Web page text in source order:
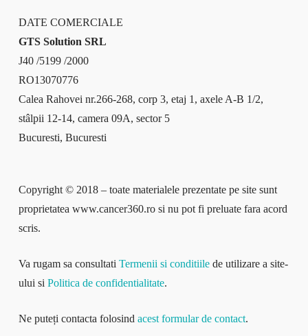
DATE COMERCIALE
GTS Solution SRL
J40 /5199 /2000
RO13070776
Calea Rahovei nr.266-268, corp 3, etaj 1, axele A-B 1/2,
stâlpii 12-14, camera 09A, sector 5
Bucuresti, Bucuresti
Copyright © 2018 – toate materialele prezentate pe site sunt
proprietatea www.cancer360.ro si nu pot fi preluate fara acord
scris.
Va rugam sa consultati Termenii si conditiilede utilizare a site-
ului si Politica de confidentialitate.
Ne puteți contacta folosind acest formular de contact.